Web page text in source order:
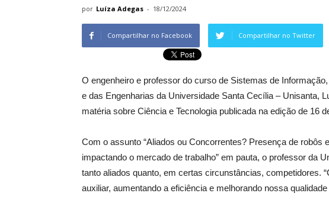
por Luíza Adegas - 18/12/2024
Compartilhar no Facebook Compartilhar no Twitter
O engenheiro e professor do curso de Sistemas de
e das Engenharias da Universidade Santa Cecília – Unisanta,
matéria sobre Ciência e Tecnologia publicada na edição de 16
Com o assunto “Aliados ou Concorrentes? Presença de
impactando o mercado de trabalho” em pauta, o professor da
tanto aliados quanto, em certas circunstâncias, competidores.
auxiliar, aumentando a eficiência e melhorando nossa